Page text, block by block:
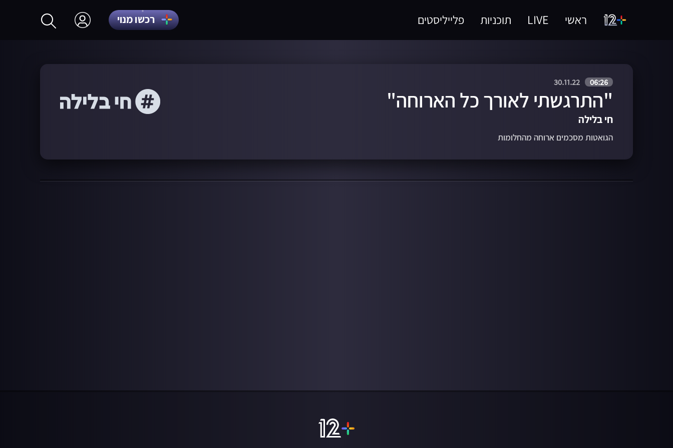
ראשי LIVE תוכניות פלייליסטים רכשו מנוי
06:26
30.11.22
"התרגשתי לאורך כל הארוחה"
חי בלילה
הגואטות מסכמים ארוחה מהחלומות